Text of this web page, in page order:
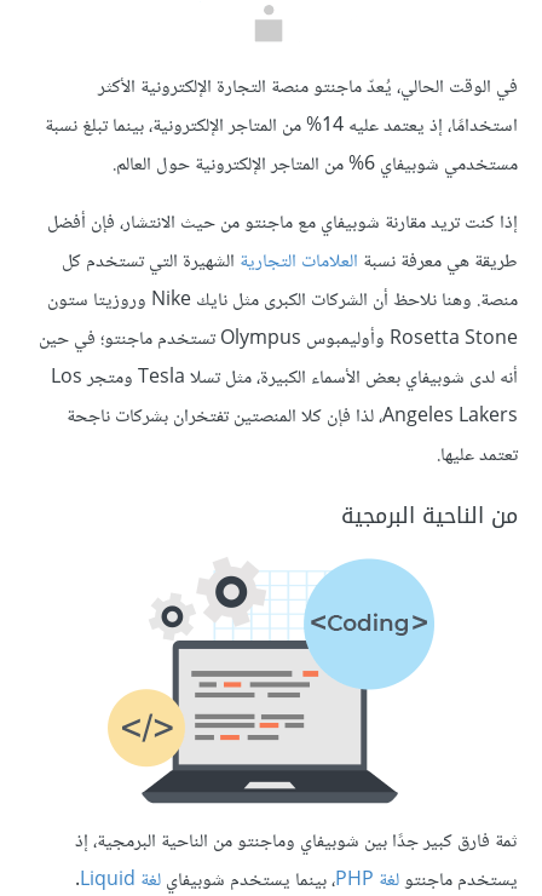
في الوقت الحالي، يُعدّ ماجنتو منصة التجارة الإلكترونية الأكثر
استخدامًا، إذ يعتمد عليه 14% من المتاجر الإلكترونية، بينما تبلغ نسبة
مستخدمي شوبيفاي 6% من المتاجر الإلكترونية حول العالم.
إذا كنت تريد مقارنة شوبيفاي مع ماجنتو من حيث الانتشار، فإن أفضل
طريقة هي معرفة نسبة العلامات التجارية الشهيرة التي تستخدم كل
منصة. وهنا نلاحظ أن الشركات الكبرى مثل نايك Nike وروزيتا ستون
Rosetta Stone وأوليمبوس Olympus تستخدم ماجنتو؛ في حين
أنه لدى شوبيفاي بعض الأسماء الكبيرة، مثل تسلا Tesla ومتجر Los
Angeles Lakers، لذا فإن كلا المنصتين تفتخران بشركات ناجحة
تعتمد عليها.
من الناحية البرمجية
ثمة فارق كبير جدًا بين شوبيفاي وماجنتو من الناحية البرمجية، إذ
يستخدم ماجنتولغة PHP ، بينما يستخدم شوبيفايلغة Liquid .